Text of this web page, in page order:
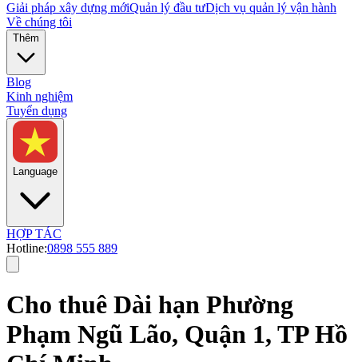
Giải pháp xây dựng mớiQuản lý đầu tưDịch vụ quản lý vận hành
Về chúng tôi
Thêm
Blog
Kinh nghiệm
Tuyển dụng
Language
HỢP TÁC
Hotline:0898 555 889
Cho thuê Dài hạn Phường
Phạm Ngũ Lão, Quận 1, TP Hồ